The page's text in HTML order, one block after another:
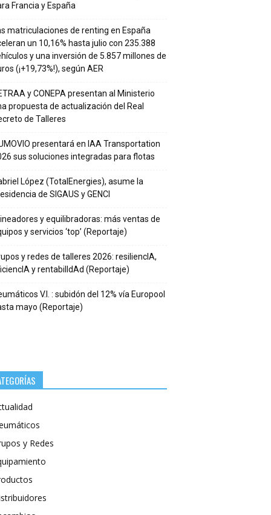
Francia y España
matriculaciones de renting en España
un 10,16% hasta julio con 235.388
y una inversión de 5.857 millones de
(¡+19,73%!), según AER
y CONEPA presentan al Ministerio
propuesta de actualización del Real
de Talleres
presentará en IAA Transportation
sus soluciones integradas para flotas
López (TotalEnergies), asume la
de SIGAUS y GENCI
y equilibradoras: más ventas de
y servicios ‘top’ (Reportaje)
y redes de talleres 2026: resiliencIA,
y rentabilIdAd (Reportaje)
V.I. : subidón del 12% vía Europool
mayo (Reportaje)
y Redes